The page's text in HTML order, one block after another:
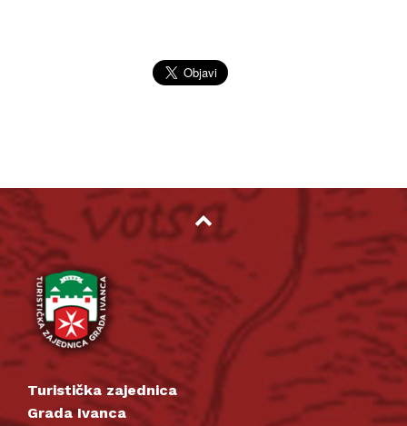
Turistička zajednica
Grada Ivanca